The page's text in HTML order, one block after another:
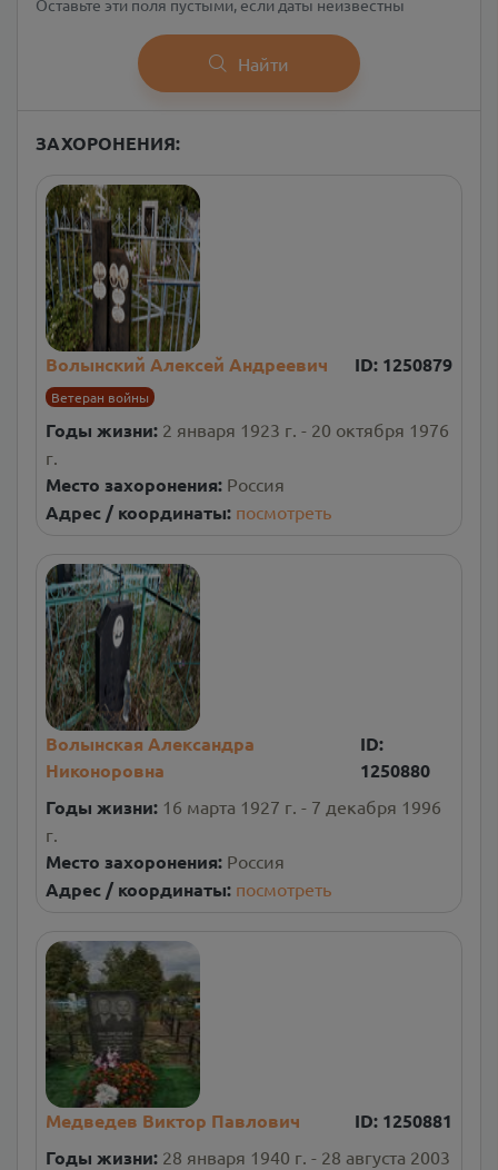
Оставьте эти поля пустыми, если даты неизвестны
Найти
ЗАХОРОНЕНИЯ:
Волынский Алексей Андреевич ID: 1250879
Ветеран войны
Годы жизни: 2 января 1923 г. - 20 октября 1976
г.
Место захоронения: Россия
Адрес / координаты: посмотреть
Волынская Александра
Никоноровна
ID:
1250880
Годы жизни: 16 марта 1927 г. - 7 декабря 1996
г.
Место захоронения: Россия
Адрес / координаты: посмотреть
Медведев Виктор Павлович ID: 1250881
Годы жизни: 28 января 1940 г. - 28 августа 2003